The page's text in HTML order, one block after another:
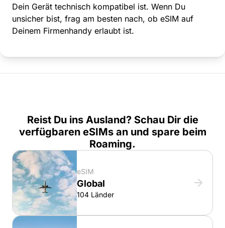
Dein Gerät technisch kompatibel ist. Wenn Du
unsicher bist, frag am besten nach, ob eSIM auf
Deinem Firmenhandy erlaubt ist.
Reist Du ins Ausland? Schau Dir die
verfügbaren eSIMs an und spare beim
Roaming.
eSIM
Global
104 Länder